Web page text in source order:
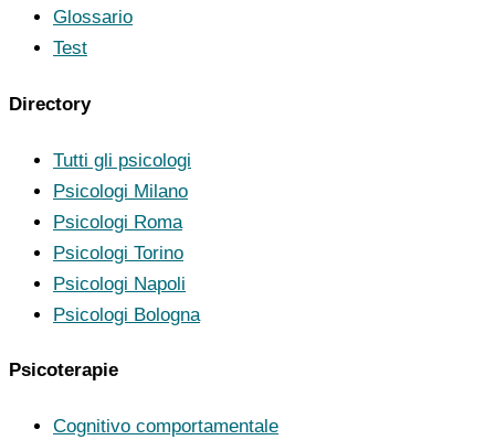
Glossario
Test
Directory
Tutti gli psicologi
Psicologi Milano
Psicologi Roma
Psicologi Torino
Psicologi Napoli
Psicologi Bologna
Psicoterapie
Cognitivo comportamentale